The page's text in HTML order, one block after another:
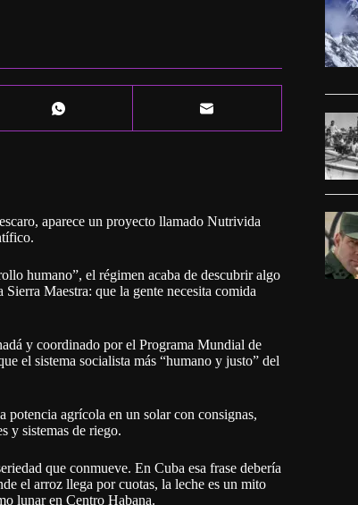
aparece un proyecto llamado Nutrivida
humano”, el régimen acaba de descubrir algo
Maestra: que la gente necesita comida
y coordinado por el Programa Mundial de
el sistema socialista más “humano y justo” del
agrícola en un solar con consignas,
y sistemas de riego.
que conmueve. En Cuba esa frase debería
el arroz llega por cuotas, la leche es un mito
lunar en Centro Habana.